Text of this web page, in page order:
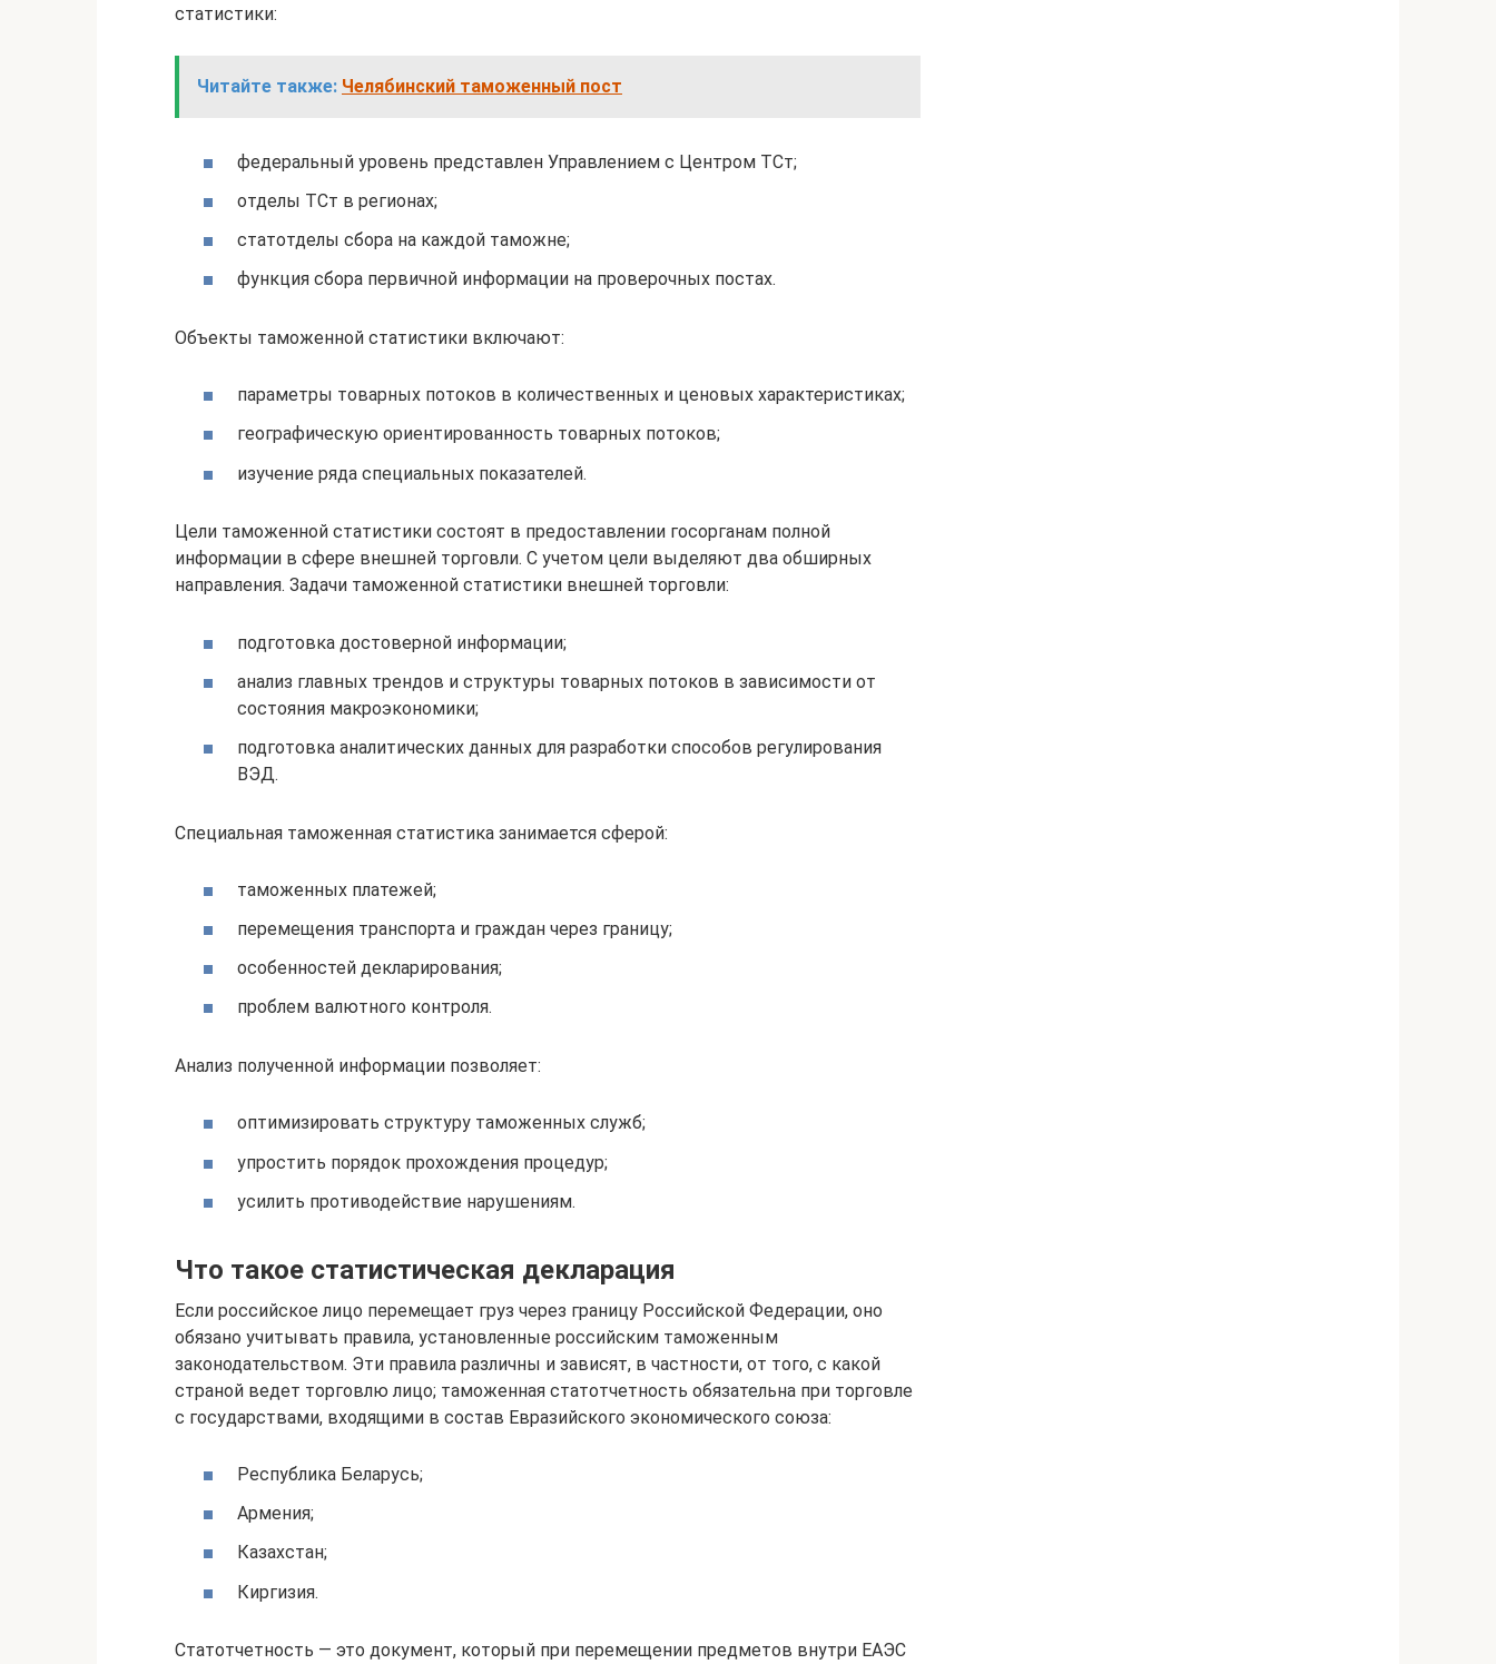
статистики:
Читайте также: Челябинский таможенный пост
федеральный уровень представлен Управлением с Центром ТСт;
отделы ТСт в регионах;
статотделы сбора на каждой таможне;
функция сбора первичной информации на проверочных постах.
Объекты таможенной статистики включают:
параметры товарных потоков в количественных и ценовых характеристиках;
географическую ориентированность товарных потоков;
изучение ряда специальных показателей.
Цели таможенной статистики состоят в предоставлении госорганам полной
информации в сфере внешней торговли. С учетом цели выделяют два обширных
направления. Задачи таможенной статистики внешней торговли:
подготовка достоверной информации;
анализ главных трендов и структуры товарных потоков в зависимости от
состояния макроэкономики;
подготовка аналитических данных для разработки способов регулирования
ВЭД.
Специальная таможенная статистика занимается сферой:
таможенных платежей;
перемещения транспорта и граждан через границу;
особенностей декларирования;
проблем валютного контроля.
Анализ полученной информации позволяет:
оптимизировать структуру таможенных служб;
упростить порядок прохождения процедур;
усилить противодействие нарушениям.
Что такое статистическая декларация
Если российское лицо перемещает груз через границу Российской Федерации, оно
обязано учитывать правила, установленные российским таможенным
законодательством. Эти правила различны и зависят, в частности, от того, с какой
страной ведет торговлю лицо; таможенная статотчетность обязательна при торговле
с государствами, входящими в состав Евразийского экономического союза:
Республика Беларусь;
Армения;
Казахстан;
Киргизия.
Статотчетность — это документ, который при перемещении предметов внутри ЕАЭС